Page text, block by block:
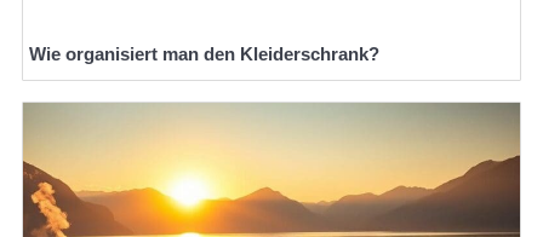
Wie organisiert man den Kleiderschrank?